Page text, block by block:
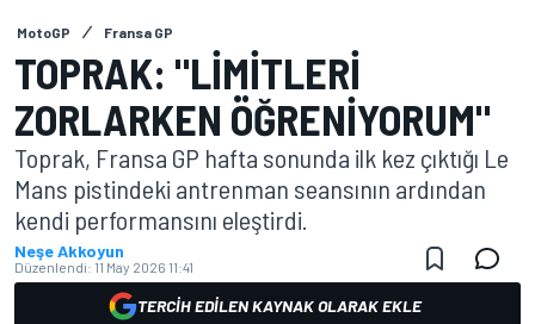
MotoGP Fransa GP
TOPRAK: "LIMITLERI
ZORLARKEN ÖĞRENIYORUM"
Toprak, Fransa GP hafta sonunda ilk kez çıktığı Le
Mans pistindeki antrenman seansının ardından
kendi performansını eleştirdi.
Neşe Akkoyun
Düzenlendi: 11 May 2026 11:41
TERCIH EDILEN KAYNAK OLARAK EKLE